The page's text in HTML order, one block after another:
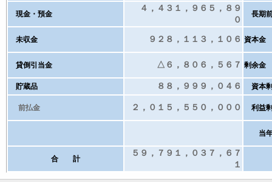
現金・預金
４，４３１，９６５，８９
０
長期
未収金 ９２８，１１３，１０６ 資本金
貸倒引当金 △６，８０６，５６７ 剰余金
貯蔵品 ８８，９９９，０４６ 資本
前払金 ２，０１５，５５０，０００ 利益
当年
合 計
５９，７９１，０３７，６７
１